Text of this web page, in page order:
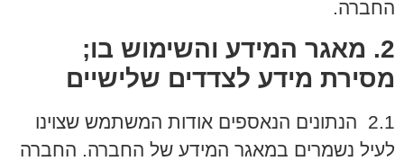
החברה.
2. מאגר המידע והשימוש בו;
מסירת מידע לצדדים שלישיים
2.1 הנתונים הנאספים אודות המשתמש שצוינו
לעיל נשמרים במאגר המידע של החברה. החברה